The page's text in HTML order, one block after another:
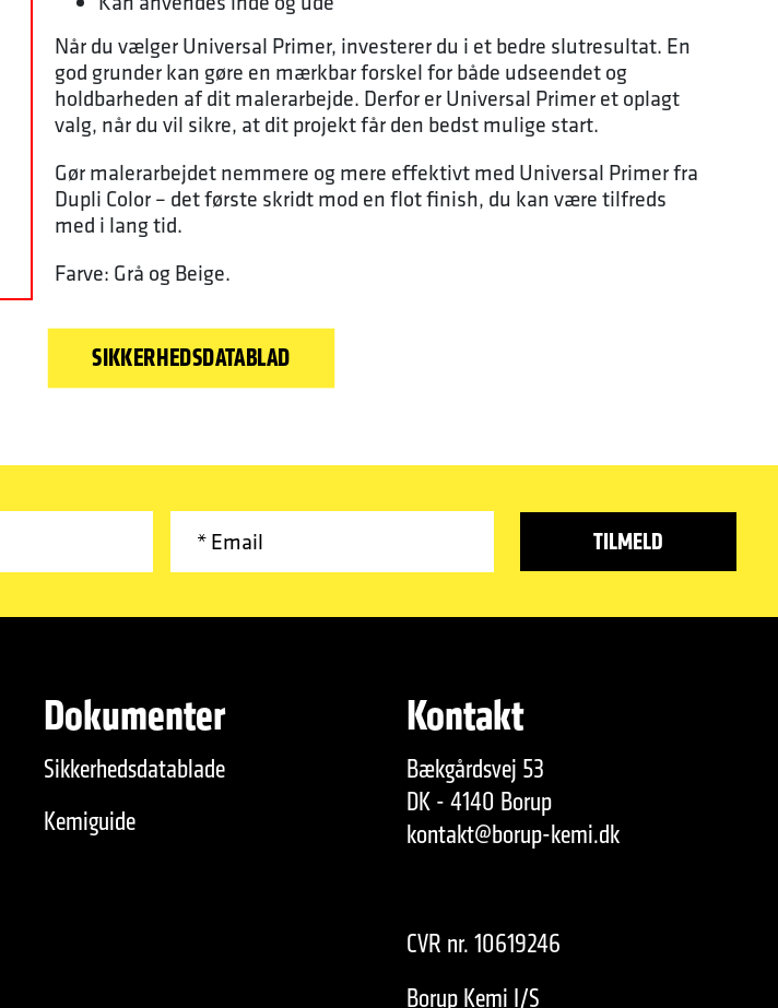
Når du vælger Universal Primer, investerer du i et bedre slutresultat. En
god grunder kan gøre en mærkbar forskel for både udseendet og
holdbarheden af dit malerarbejde. Derfor er Universal Primer et oplagt
valg, når du vil sikre, at dit projekt får den bedst mulige start.
Gør malerarbejdet nemmere og mere effektivt med Universal Primer fra
Dupli Color – det første skridt mod en flot finish, du kan være tilfreds
med i lang tid.
Farve: Grå og Beige.
SIKKERHEDSDATABLAD
Dokumenter
Sikkerhedsdatablade
Kemiguide
Kontakt
Bækgårdsvej 53
DK - 4140 Borup
kontakt@borup-kemi.dk
CVR nr. 10619246
Borup Kemi I/S